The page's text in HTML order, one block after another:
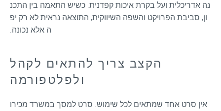
נה אדריכלית ועל בקרת איכות קפדנית. כשיש התאמה בין התכנ
ון, סביבת הפרויקט והשפה השיווקית, התוצאה נראית לא רק יפ
ה אלא נכונה.
הקצב צריך להתאים לקהל
ולפלטפורמה
אין סרט אחד שמתאים לכל שימוש. סרט למסך במשרד מכירו